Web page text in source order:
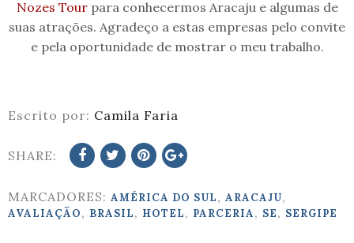
Nozes Tourpara conhecermos Aracaju e algumas de
suas atrações. Agradeço a estas empresas pelo convite
e pela oportunidade de mostrar o meu trabalho.
Escrito por: Camila Faria
SHARE:
MARCADORES: AMÉRICA DO SUL, ARACAJU,
AVALIAÇÃO, BRASIL, HOTEL, PARCERIA, SE, SERGIPE